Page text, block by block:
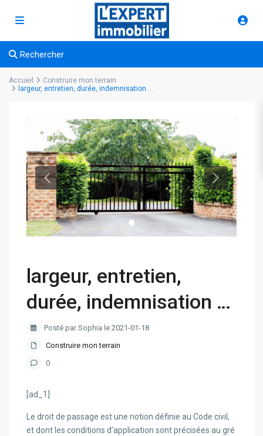
Rechercher
Accueil
Construire mon terrain
largeur, entretien, durée, indemnisation …
largeur, entretien,
durée, indemnisation …
Posté par Sophia le 2021-01-18
Construire mon terrain
0
[ad_1]
Le droit de passage est une notion définie au Code civil,
et dont les conditions d’application sont précisées au gré